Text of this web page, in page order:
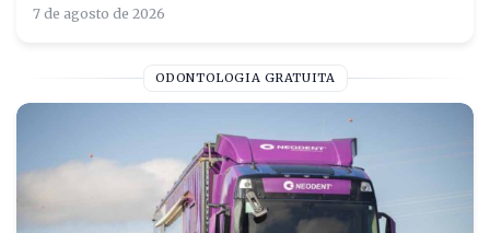
7 de agosto de 2026
ODONTOLOGIA GRATUITA